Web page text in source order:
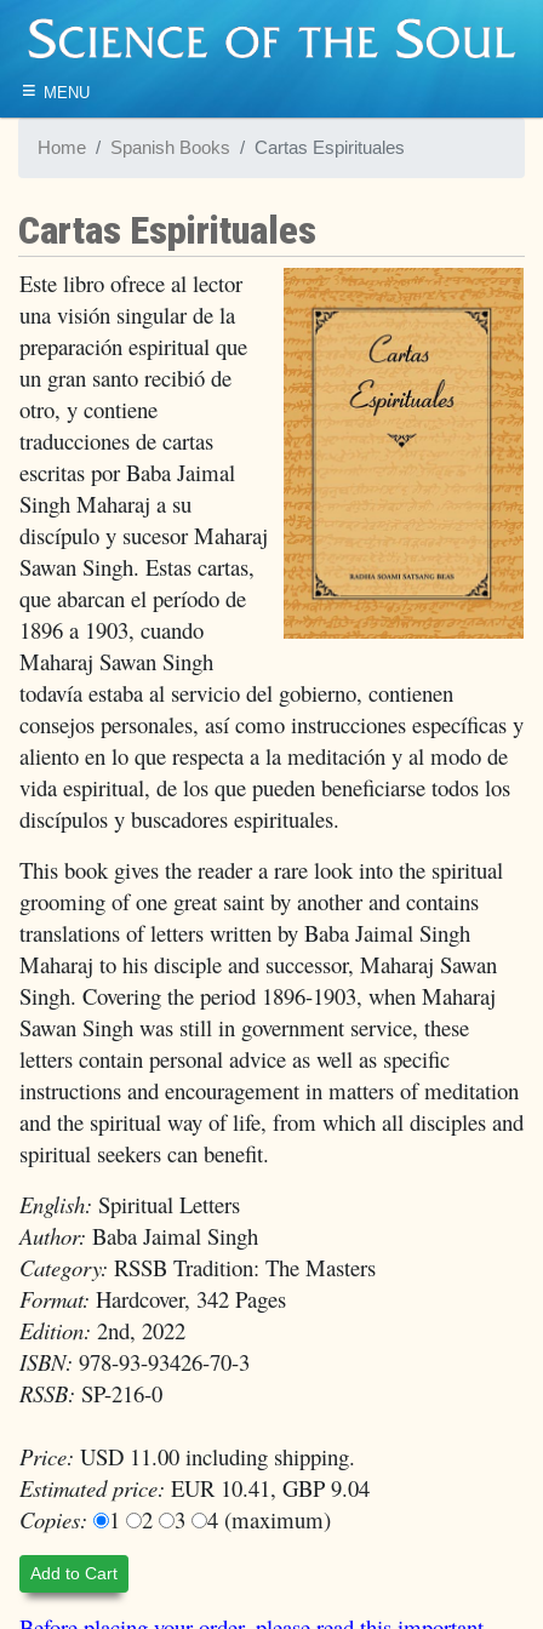
≡ MENU
Home Spanish Books Cartas Espirituales
Cartas Espirituales
Este libro ofrece al lector
una visión singular de la
preparación espiritual que
un gran santo recibió de
otro, y contiene
traducciones de cartas
escritas por Baba Jaimal
Singh Maharaj a su
discípulo y sucesor Maharaj
Sawan Singh. Estas cartas,
que abarcan el período de
1896 a 1903, cuando
Maharaj Sawan Singh
todavía estaba al servicio del gobierno, contienen
consejos personales, así como instrucciones específicas y
aliento en lo que respecta a la meditación y al modo de
vida espiritual, de los que pueden beneficiarse todos los
discípulos y buscadores espirituales.
This book gives the reader a rare look into the spiritual
grooming of one great saint by another and contains
translations of letters written by Baba Jaimal Singh
Maharaj to his disciple and successor, Maharaj Sawan
Singh. Covering the period 1896-1903, when Maharaj
Sawan Singh was still in government service, these
letters contain personal advice as well as specific
instructions and encouragement in matters of meditation
and the spiritual way of life, from which all disciples and
spiritual seekers can benefit.
English: Spiritual Letters
Author: Baba Jaimal Singh
Category: RSSB Tradition: The Masters
Format: Hardcover, 342 Pages
Edition: 2nd, 2022
ISBN: 978-93-93426-70-3
RSSB: SP-216-0
Price: USD 11.00 including shipping.
Estimated price: EUR 10.41, GBP 9.04
Copies:
1 2 3 4 (maximum)
Add to Cart